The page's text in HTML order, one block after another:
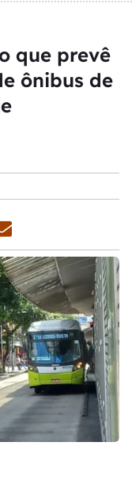
que prevê
ônibus de